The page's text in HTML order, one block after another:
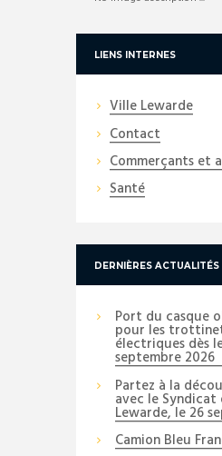
LIENS INTERNES
Ville Lewarde
Contact
Commerçants et
Santé
DERNIÈRES ACTUALITÉS
Port du casque
pour les
électriques dès
septembre 2026
Partez à la
avec le
Lewarde, le 26
Camion Bleu